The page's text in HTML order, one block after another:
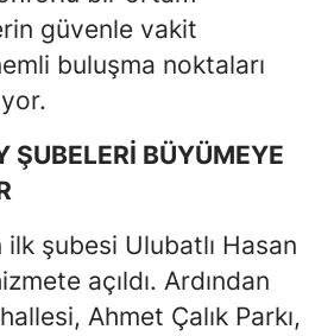
Muğla
Ordu
Rize
Sakarya
güvenle vakit
buluşma noktaları
ŞUBELERİ BÜYÜMEYE
ilk şubesi Ulubatlı Hasan
açıldı. Ardından
Ahmet Çalık Parkı,